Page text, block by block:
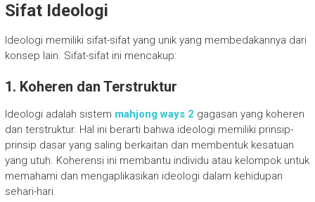
Sifat Ideologi
Ideologi memiliki sifat-sifat yang unik yang membedakannya dari
konsep lain. Sifat-sifat ini mencakup:
1. Koheren dan Terstruktur
Ideologi adalah sistem mahjong ways 2 gagasan yang koheren
dan terstruktur. Hal ini berarti bahwa ideologi memiliki prinsip-
prinsip dasar yang saling berkaitan dan membentuk kesatuan
yang utuh. Koherensi ini membantu individu atau kelompok untuk
memahami dan mengaplikasikan ideologi dalam kehidupan
sehari-hari.